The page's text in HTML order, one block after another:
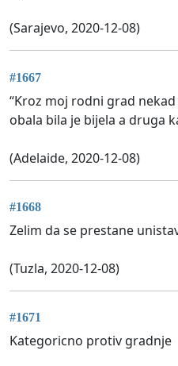
(Sarajevo, 2020-12-08)
#1667
“Kroz moj rodni grad
obala bila je bijela a druga
(Adelaide, 2020-12-08)
#1668
Zelim da se prestane
(Tuzla, 2020-12-08)
#1671
Kategoricno protiv gradnje